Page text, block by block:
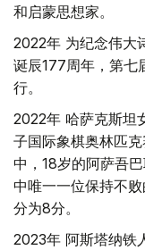
和启蒙思想家。
2022年 为纪念伟大
诞辰177周年，第七
行。
2022年 哈萨克斯坦
子国际象棋奥林匹
中，18岁的阿萨吾
中唯一一位保持不
分为8分。
2023年 阿斯塔纳铁